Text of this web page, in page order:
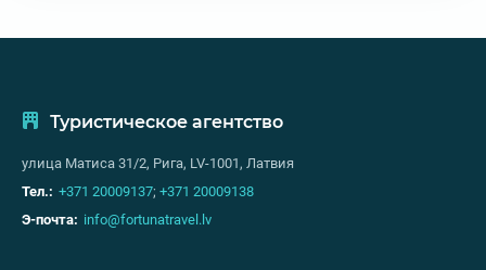
Туристическое агентство
улица Матиса 31/2, Рига, LV-1001, Латвия
Тел.: +371 20009137; +371 20009138
Э-почта: info@fortunatravel.lv